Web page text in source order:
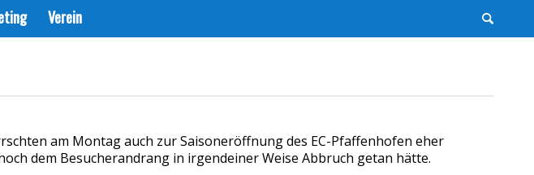
Verein
am Montag auch zur Saisoneröffnung des EC-Pfaffenhofen eher
dem Besucherandrang in irgendeiner Weise Abbruch getan hätte.